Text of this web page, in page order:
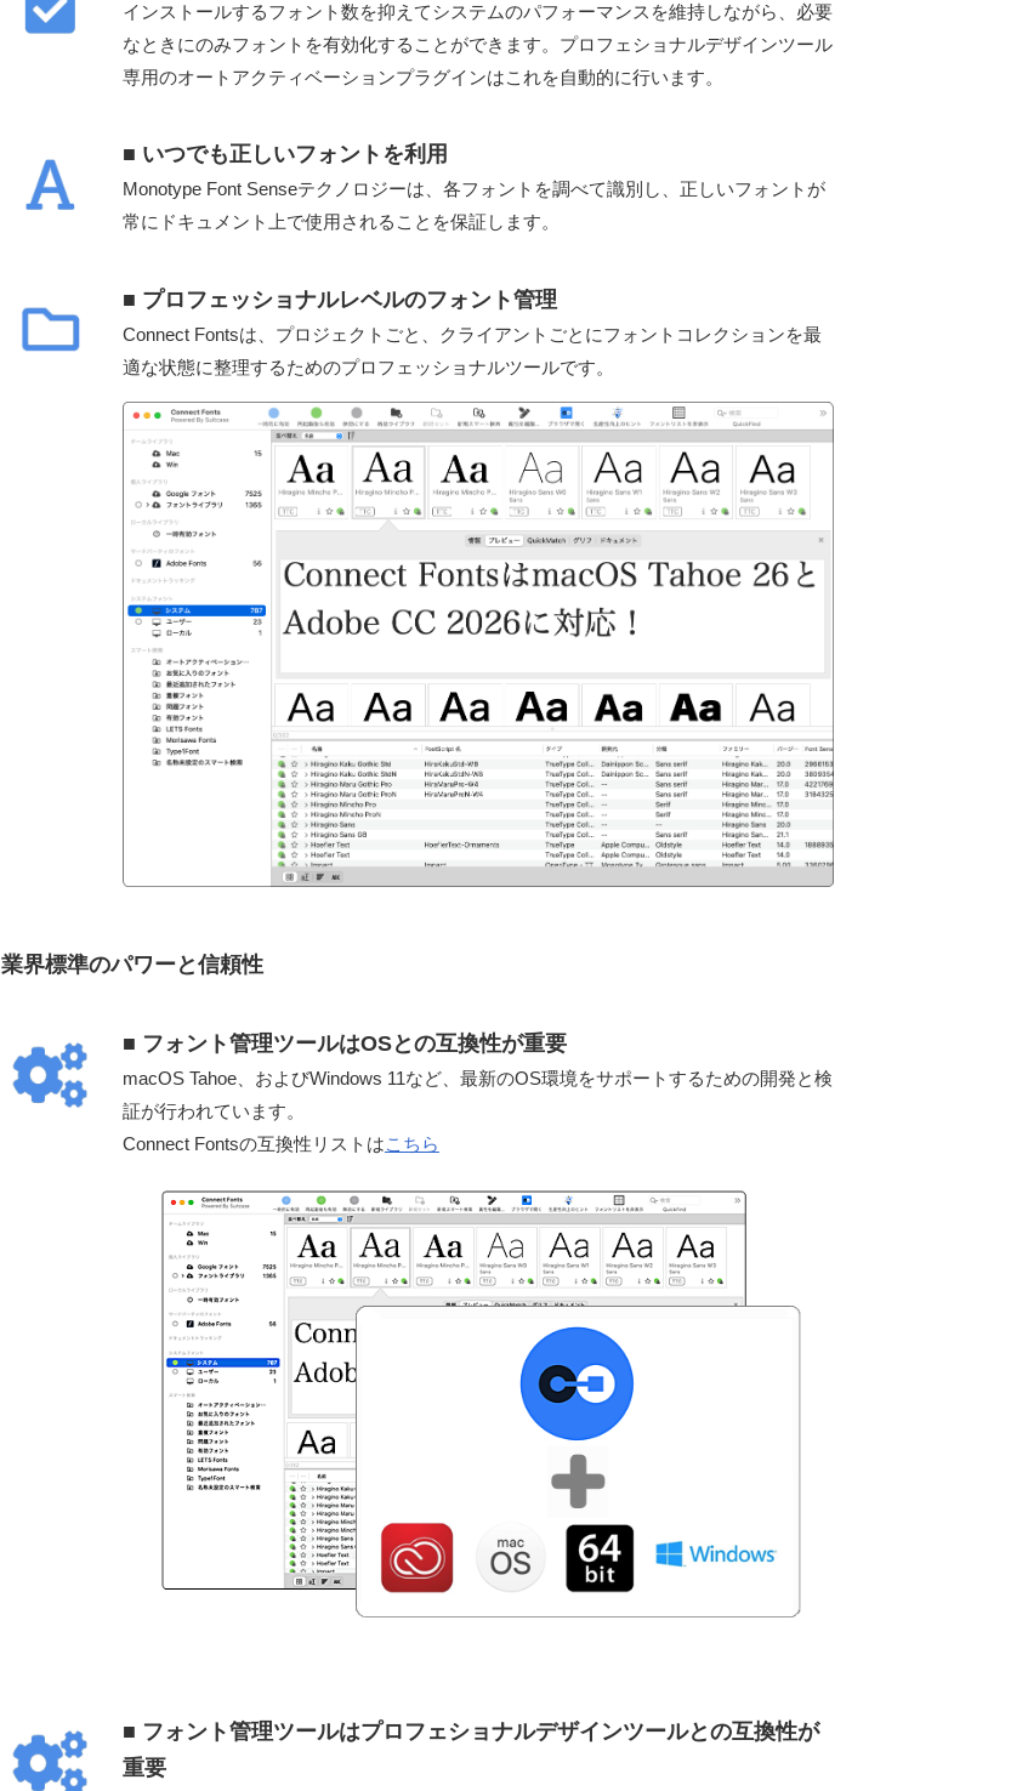
インストールするフォント数を抑えてシステムのパフォーマンスを維持しながら、必要
なときにのみフォントを有効化することができます。プロフェショナルデザインツール
専用のオートアクティベーションプラグインはこれを自動的に行います。
■ いつでも正しいフォントを利用
Monotype Font Senseテクノロジーは、各フォントを調べて識別し、正しいフォントが
常にドキュメント上で使用されることを保証します。
■ プロフェッショナルレベルのフォント管理
Connect Fontsは、プロジェクトごと、クライアントごとにフォントコレクションを最
適な状態に整理するためのプロフェッショナルツールです。
業界標準のパワーと信頼性
■ フォント管理ツールはOSとの互換性が重要
macOS Tahoe、およびWindows 11など、最新のOS環境をサポートするための開発と検
証が行われています。
Connect Fontsの互換性リストはこちら
■ フォント管理ツールはプロフェショナルデザインツールとの互換性が
重要